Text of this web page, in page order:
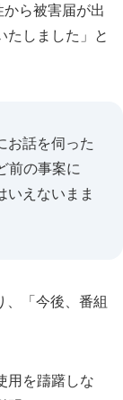
ら被害届が出
たしました」と
お話を伺った
前の事案に
いえないまま
「今後、番組
用を躊躇しな